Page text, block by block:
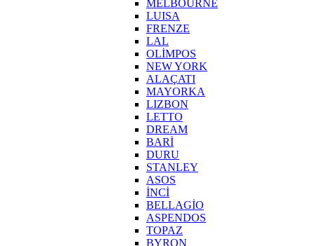
MELBOURNE
LUISA
FRENZE
LAL
OLİMPOS
NEW YORK
ALAÇATI
MAYORKA
LIZBON
LETTO
DREAM
BARİ
DURU
STANLEY
ASOS
İNCİ
BELLAGİO
ASPENDOS
TOPAZ
BYRON